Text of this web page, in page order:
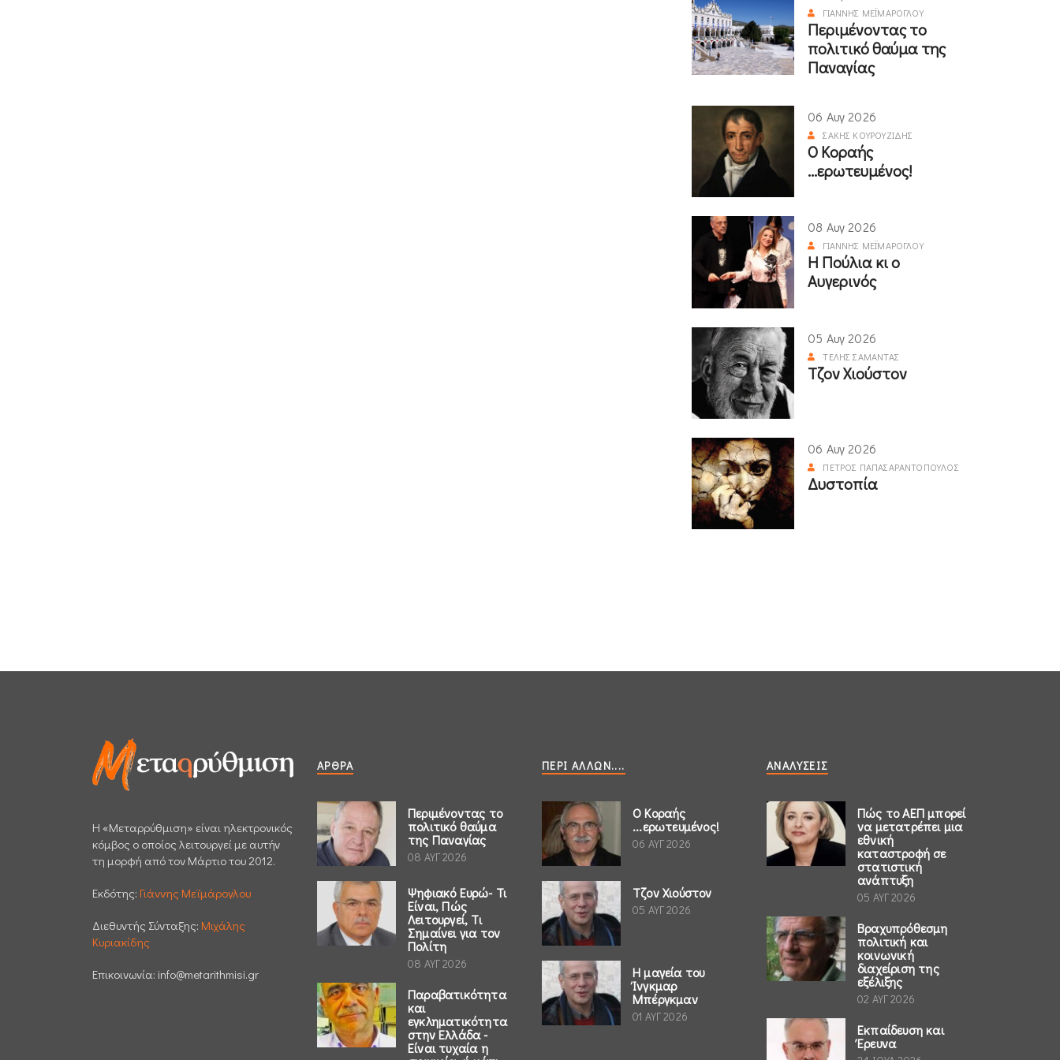
ΓΙΆΝΝΗΣ ΜΕΪΜΆΡΟΓΛΟΥ
Περιμένοντας το
πολιτικό θαύμα της
Παναγίας
06 Αυγ 2026
ΣΆΚΗΣ ΚΟΥΡΟΥΖΊΔΗΣ
Ο Κοραής
...ερωτευμένος!
08 Αυγ 2026
ΓΙΆΝΝΗΣ ΜΕΪΜΆΡΟΓΛΟΥ
Η Πούλια κι ο
Αυγερινός
05 Αυγ 2026
ΤΈΛΗΣ ΣΑΜΑΝΤΆΣ
Τζον Χιούστον
06 Αυγ 2026
ΠΈΤΡΟΣ ΠΑΠΑΣΑΡΑΝΤΌΠΟΥΛΟΣ
Δυστοπία
H «Μεταρρύθμιση» είναι ηλεκτρονικός
κόμβος ο οποίος λειτουργεί με αυτήν
τη μορφή από τον Μάρτιο του 2012.
Εκδότης: Γιάννης Μεϊμάρογλου
Διεθυντής Σύνταξης: Μιχάλης
Κυριακίδης
Επικοινωνία: info@metarithmisi.gr
ΆΡΘΡΑ
Περιμένοντας το
πολιτικό θαύμα
της Παναγίας
08 ΑΥΓ 2026
Ψηφιακό Ευρώ- Τι
Είναι, Πώς
Λειτουργεί, Τι
Σημαίνει για τον
Πολίτη
08 ΑΥΓ 2026
Παραβατικότητα
και
εγκληματικότητα
στην Ελλάδα -
Είναι τυχαία η
ΠΕΡΊ ΆΛΛΩΝ....
Ο Κοραής
...ερωτευμένος!
06 ΑΥΓ 2026
Τζον Χιούστον
05 ΑΥΓ 2026
Η μαγεία του
Ίνγκμαρ
Μπέργκμαν
01 ΑΥΓ 2026
ΑΝΑΛΎΣΕΙΣ
Πώς το ΑΕΠ μπορεί
να μετατρέπει μια
εθνική
καταστροφή σε
στατιστική
ανάπτυξη
05 ΑΥΓ 2026
Βραχυπρόθεσμη
πολιτική και
κοινωνική
διαχείριση της
εξέλιξης
02 ΑΥΓ 2026
Εκπαίδευση και
Έρευνα